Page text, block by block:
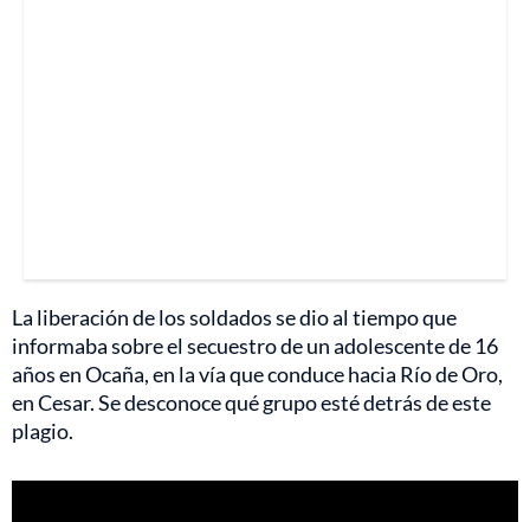
La liberación de los soldados se dio al tiempo que
informaba sobre el secuestro de un adolescente de 16
años en Ocaña, en la vía que conduce hacia Río de Oro,
en Cesar. Se desconoce qué grupo esté detrás de este
plagio.